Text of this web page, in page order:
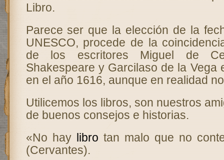
Libro.
Parece ser que la elección de la
UNESCO, procede de la
de los escritores Miguel de
Shakespeare y Garcilaso de la Vega
en el año 1616, aunque en realidad
Utilicemos los libros, son nuestros
de buenos consejos e historias.
«No hay libro tan malo que no
(Cervantes).